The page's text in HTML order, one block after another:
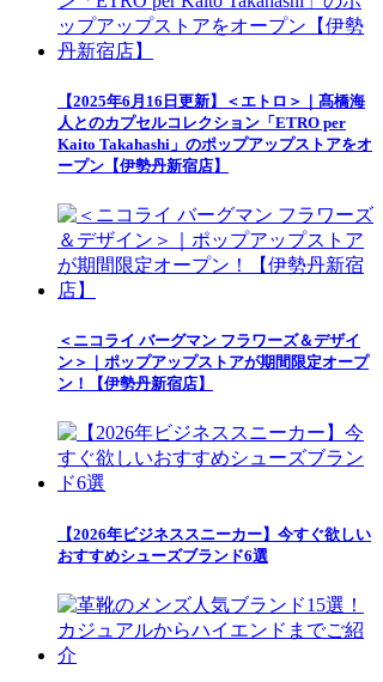
【2025年6月16日更新】＜エトロ＞｜髙橋海
人とのカプセルコレクション「ETRO per
Kaito Takahashi」のポップアップストアをオ
ープン【伊勢丹新宿店】
＜ニコライ バーグマン フラワーズ＆デザイ
ン＞｜ポップアップストアが期間限定オープ
ン！【伊勢丹新宿店】
【2026年ビジネススニーカー】今すぐ欲しい
おすすめシューズブランド6選